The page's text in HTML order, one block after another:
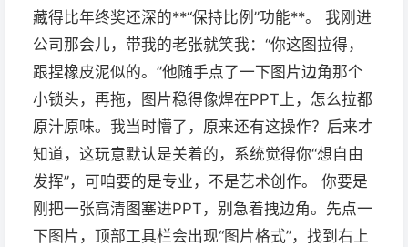
藏得比年终奖还深的**“保持比例”功能**。 我刚进
公司那会儿，带我的老张就笑我：“你这图拉得，
跟捏橡皮泥似的。”他随手点了一下图片边角那个
小锁头，再拖，图片稳得像焊在PPT上，怎么拉都
原汁原味。我当时懵了，原来还有这操作？后来才
知道，这玩意默认是关着的，系统觉得你“想自由
发挥”，可咱要的是专业，不是艺术创作。 你要是
刚把一张高清图塞进PPT，别急着拽边角。先点一
下图片，顶部工具栏会出现“图片格式”，找到右上